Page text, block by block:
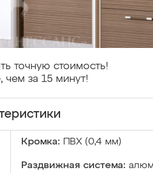
точную стоимость!
чем за 15 минут!
Кромка: ПВХ (0,4 мм)
Раздвижная система: